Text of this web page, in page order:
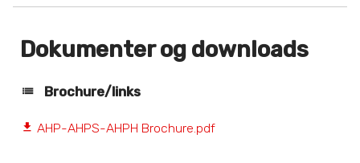
Dokumenter og downloads
Brochure/links
file_download AHP-AHPS-AHPH Brochure.pdf